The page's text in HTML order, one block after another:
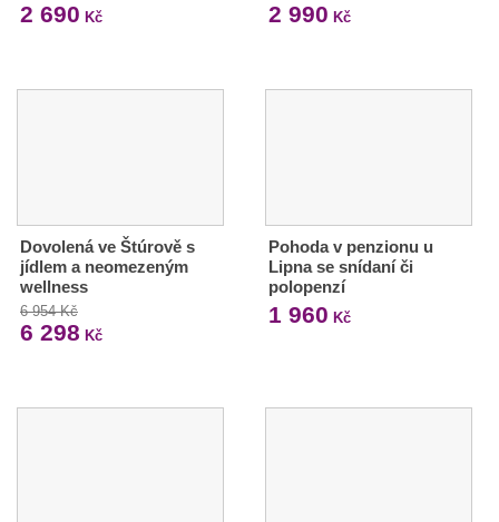
2 690 Kč 2 990 Kč
Dovolená ve Štúrově s
jídlem a neomezeným
wellness
6 954 Kč
6 298 Kč
Pohoda v penzionu u
Lipna se snídaní či
polopenzí
1 960 Kč